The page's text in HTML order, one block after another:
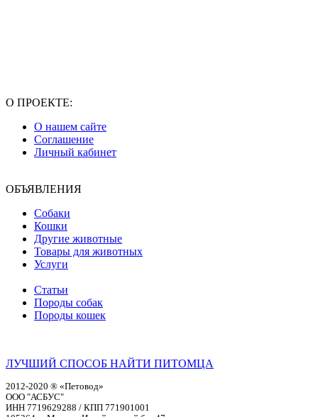
О ПРОЕКТЕ:
О нашем сайте
Соглашение
Личный кабинет
ОБЪЯВЛЕНИЯ
Собаки
Кошки
Другие животные
Товары для животных
Услуги
Статьи
Породы собак
Породы кошек
ЛУЧШИЙ СПОСОБ НАЙТИ ПИТОМЦА
2012-2020 ® «Петовод»
ООО "АСБУС"
ИНН 7719629288 / КПП 771901001